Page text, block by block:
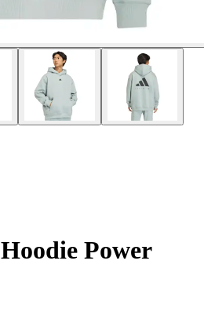
Hoodie Power